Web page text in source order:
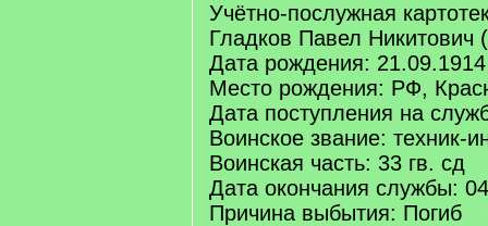
Учётно-послужная
Гладков Павел Никитович
Дата рождения: 21.09.1914
Место рождения: РФ,
Дата поступления на
Воинское звание: техник-
Воинская часть: 33 гв. сд
Дата окончания службы:
Причина выбытия: Погиб